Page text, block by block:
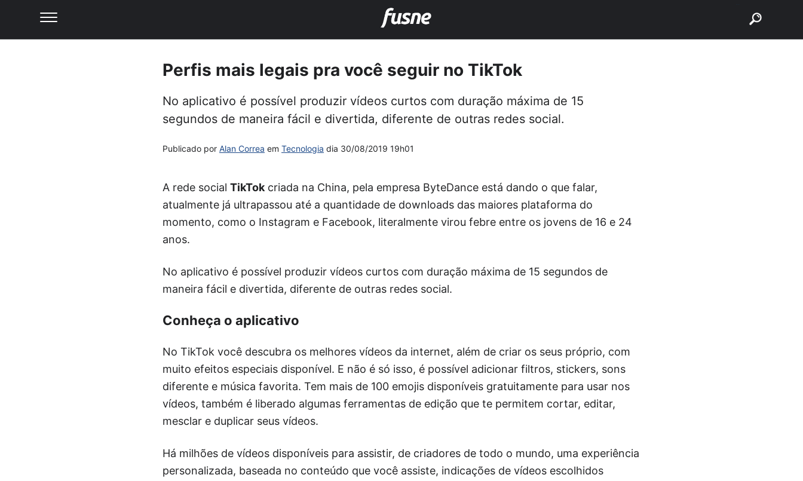
Perfis mais legais pra você seguir no TikTok
No aplicativo é possível produzir vídeos curtos com duração máxima de 15
segundos de maneira fácil e divertida, diferente de outras redes social.
Publicado por Alan Correa em Tecnologia dia 30/08/2019 19h01
A rede social TikTok criada na China, pela empresa ByteDance está dando o que falar,
atualmente já ultrapassou até a quantidade de downloads das maiores plataforma do
momento, como o Instagram e Facebook, literalmente virou febre entre os jovens de 16 e 24
anos.
No aplicativo é possível produzir vídeos curtos com duração máxima de 15 segundos de
maneira fácil e divertida, diferente de outras redes social.
Conheça o aplicativo
No TikTok você descubra os melhores vídeos da internet, além de criar os seus próprio, com
muito efeitos especiais disponível. E não é só isso, é possível adicionar filtros, stickers, sons
diferente e música favorita. Tem mais de 100 emojis disponíveis gratuitamente para usar nos
vídeos, também é liberado algumas ferramentas de edição que te permitem cortar, editar,
mesclar e duplicar seus vídeos.
Há milhões de vídeos disponíveis para assistir, de criadores de todo o mundo, uma experiência
personalizada, baseada no conteúdo que você assiste, indicações de vídeos escolhidos